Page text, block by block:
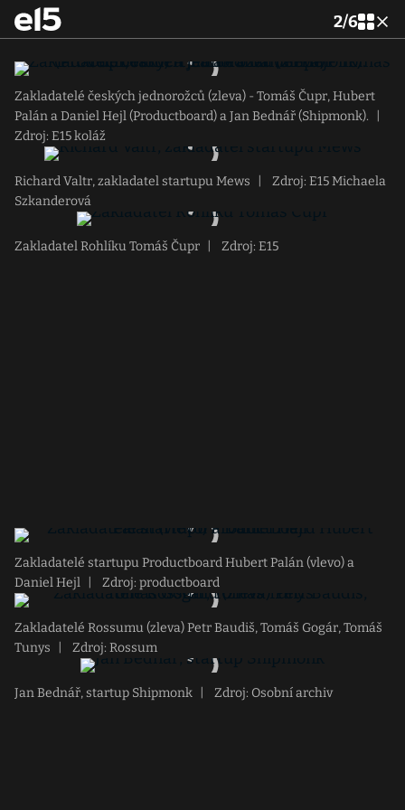
2/6
Zakladatelé českých jednorožců (zleva) - Tomáš Čupr, Hubert
Palán a Daniel Hejl (Productboard) a Jan Bednář (Shipmonk).
Zdroj: E15 koláž
Richard Valtr, zakladatel startupu Mews
Zdroj: E15 Michaela
Szkanderová
Zakladatel Rohlíku Tomáš Čupr Zdroj: E15
Zakladatelé startupu Productboard Hubert Palán (vlevo) a
Daniel Hejl
Zdroj: productboard
Zakladatelé Rossumu (zleva) Petr Baudiš, Tomáš Gogár, Tomáš
Tunys
Zdroj: Rossum
Jan Bednář, startup Shipmonk Zdroj: Osobní archiv